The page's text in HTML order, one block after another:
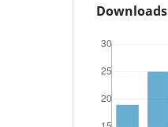
Downloads